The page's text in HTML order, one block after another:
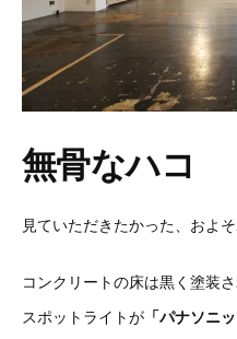
無骨なハコ
見ていただきたかった、およそ
コンクリートの床は黒く塗装
スポットライトが 「パナソニ